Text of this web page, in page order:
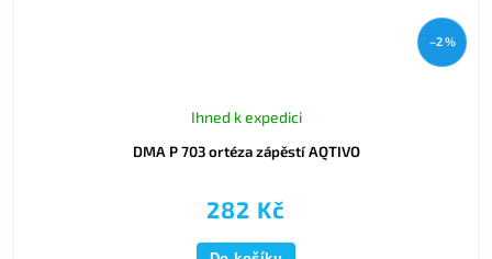
–2 %
DMA P 703 ortéza zápěstí AQTIVO
Ihned k expedici
282 Kč